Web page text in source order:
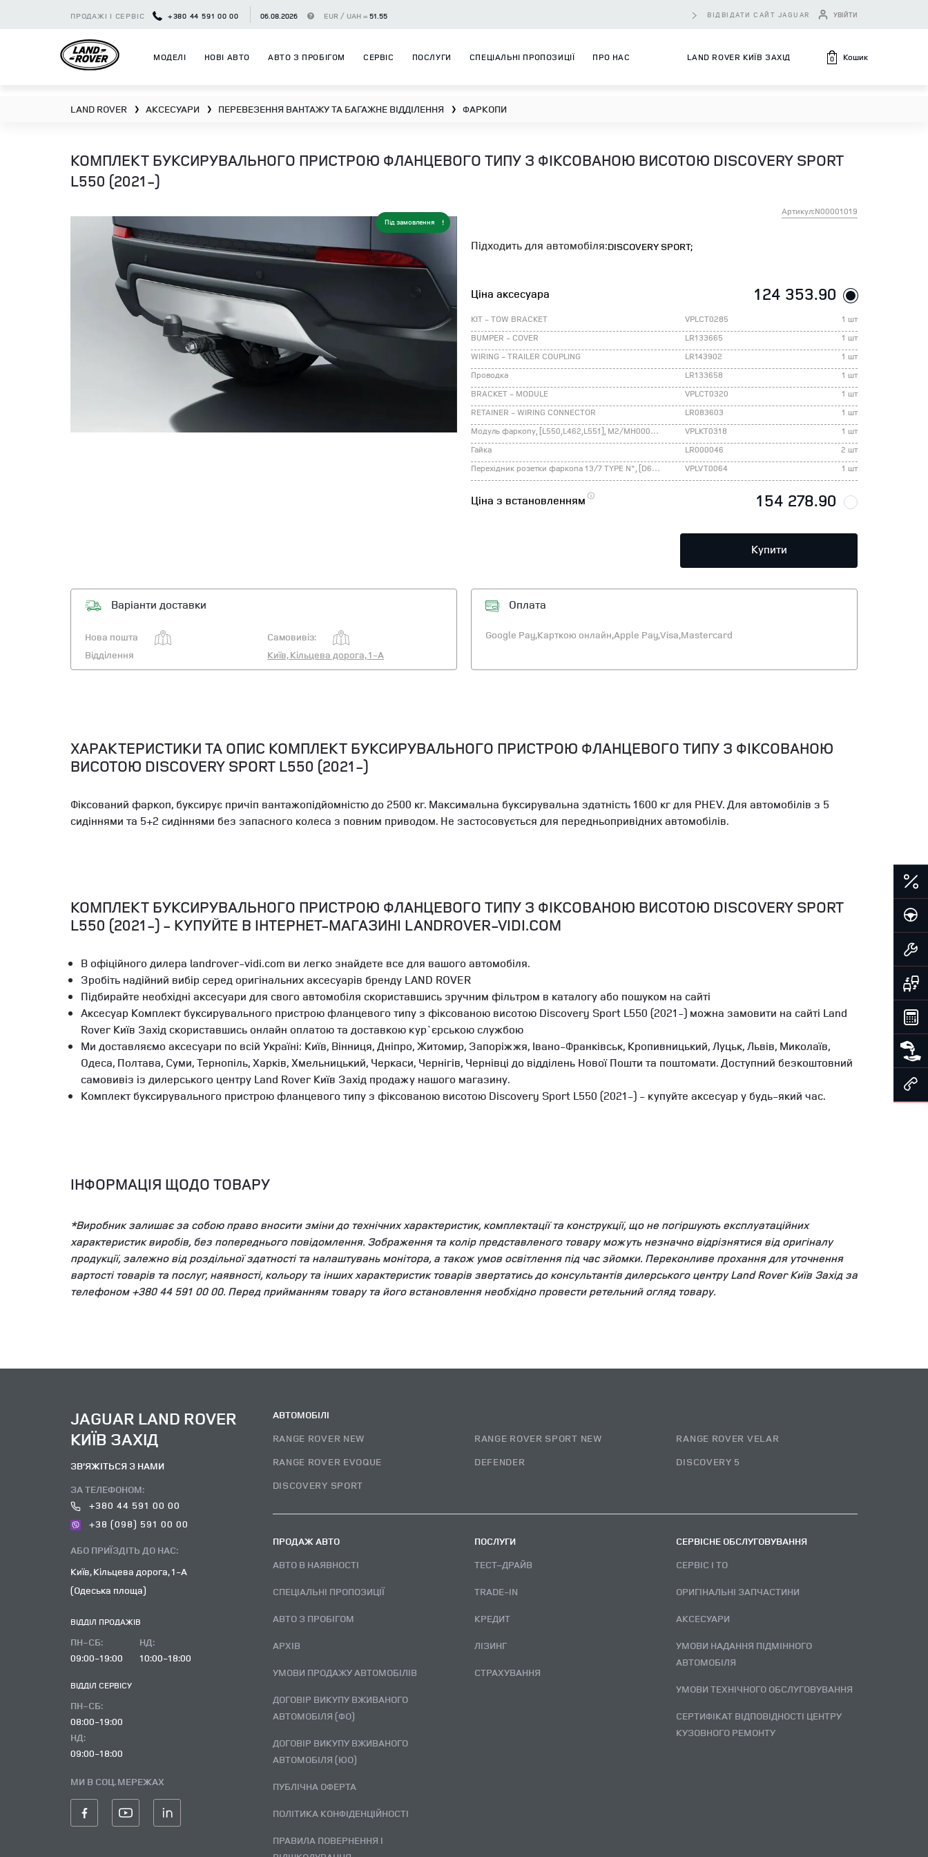
ПРОДАЖІ І СЕРВІС +380 44 591 00 00 06.08.2026 EUR / UAH = 51.55 ВІДВІДАТИ САЙТ JAGUAR УВІЙТИ
МОДЕЛІ НОВІ АВТО АВТО З ПРОБІГОМ СЕРВІС ПОСЛУГИ СПЕЦІАЛЬНІ ПРОПОЗИЦІЇ ПРО НАС LAND ROVER КИЇВ ЗАХІД 0 Кошик
LAND ROVER ❯ АКСЕСУАРИ ❯ ПЕРЕВЕЗЕННЯ ВАНТАЖУ ТА БАГАЖНЕ ВІДДІЛЕННЯ ❯ ФАРКОПИ
КОМПЛЕКТ БУКСИРУВАЛЬНОГО ПРИСТРОЮ ФЛАНЦЕВОГО ТИПУ З ФІКСОВАНОЮ ВИСОТОЮ DISCOVERY SPORT
L550 (2021-)
Під замовлення
Артикул:N00001019
Підходить для автомобіля:DISCOVERY SPORT;
Ціна аксесуара 124 353.90
KIT - TOW BRACKET VPLCT0285
1 шт
BUMPER - COVER
LR133665
1 шт
WIRING - TRAILER COUPLING
LR143902
1 шт
Проводка
LR133658
1 шт
BRACKET - MODULE
VPLCT0320
1 шт
RETAINER - WIRING CONNECTOR
LR083603
1 шт
Модуль фаркопу, [L550,L462,L551], M2/MH000002
VPLKT0318
1 шт
Гайка
LR000046
2 шт
Перехідник розетки фаркопа 13/7 TYPE N", [D6,E3,F1]"
VPLVT0064 1 шт
Ціна з встановленням 154 278.90
Купити
Варіанти доставки
Нова пошта
Самовивіз:
Відділення
Київ, Кільцева дорога, 1-А
Оплата
Google Pay,Карткою онлайн,Apple Pay,Visa,Mastercard
ХАРАКТЕРИСТИКИ ТА ОПИС КОМПЛЕКТ БУКСИРУВАЛЬНОГО ПРИСТРОЮ ФЛАНЦЕВОГО ТИПУ З ФІКСОВАНОЮ
ВИСОТОЮ DISCOVERY SPORT L550 (2021-)
Фіксований фаркоп, буксирує причіп вантажопідйомністю до 2500 кг. Максимальна буксирувальна здатність 1600 кг для PHEV. Для автомобілів з 5
сидіннями та 5+2 сидіннями без запасного колеса з повним приводом. Не застосовується для передньопривідних автомобілів.
КОМПЛЕКТ БУКСИРУВАЛЬНОГО ПРИСТРОЮ ФЛАНЦЕВОГО ТИПУ З ФІКСОВАНОЮ ВИСОТОЮ DISCOVERY SPORT
L550 (2021-) - КУПУЙТЕ В ІНТЕРНЕТ-МАГАЗИНІ LANDROVER-VIDI.COM
В офіційного дилера landrover-vidi.com ви легко знайдете все для вашого автомобіля.
Зробіть надійний вибір серед оригінальних аксесуарів бренду LAND ROVER
Підбирайте необхідні аксесуари для свого автомобіля скориставшись зручним фільтром в каталогу або пошуком на сайті
Аксесуар Комплект буксирувального пристрою фланцевого типу з фіксованою висотою Discovery Sport L550 (2021-) можна замовити на сайті Land
Rover Київ Захід скориставшись онлайн оплатою та доставкою кур`єрською службою
Ми доставляємо аксесуари по всій Україні: Київ, Вінниця, Дніпро, Житомир, Запоріжжя, Івано-Франківськ, Кропивницький, Луцьк, Львів, Миколаїв,
Одеса, Полтава, Суми, Тернопіль, Харків, Хмельницький, Черкаси, Чернігів, Чернівці до відділень Нової Пошти та поштомати. Доступний безкоштовний
самовивіз із дилерського центру Land Rover Київ Захід продажу нашого магазину.
Комплект буксирувального пристрою фланцевого типу з фіксованою висотою Discovery Sport L550 (2021-) - купуйте аксесуар у будь-який час.
ІНФОРМАЦІЯ ЩОДО ТОВАРУ
*Виробник залишає за собою право вносити зміни до технічних характеристик, комплектації та конструкції, що не погіршують експлуатаційних
характеристик виробів, без попереднього повідомлення. Зображення та колір представленого товару можуть незначно відрізнятися від оригіналу
продукції, залежно від роздільної здатності та налаштувань монітора, а також умов освітлення під час зйомки. Переконливе прохання для уточнення
вартості товарів та послуг, наявності, кольору та інших характеристик товарів звертатись до консультантів дилерського центру Land Rover Київ Захід за
телефоном +380 44 591 00 00. Перед прийманням товару та його встановлення необхідно провести ретельний огляд товару.
JAGUAR LAND ROVER
КИЇВ ЗАХІД
ЗВ’ЯЖІТЬСЯ З НАМИ
ЗА ТЕЛЕФОНОМ:
+380 44 591 00 00
+38 (098) 591 00 00
АБО ПРИЇЗДІТЬ ДО НАС:
Київ, Кільцева дорога, 1-А
(Одеська площа)
ВІДДІЛ ПРОДАЖІВ
ПН-СБ:
09:00-19:00
НД:
10:00-18:00
ВІДДІЛ CЕРВІСУ
ПН-СБ:
08:00-19:00
НД:
09:00-18:00
МИ В СОЦ. МЕРЕЖАХ
АВТОМОБІЛІ
RANGE ROVER NEW
RANGE ROVER SPORT NEW
RANGE ROVER VELAR
RANGE ROVER EVOQUE
DEFENDER
DISCOVERY 5
DISCOVERY SPORT
ПРОДАЖ АВТО
АВТО В НАЯВНОСТІ
СПЕЦІАЛЬНІ ПРОПОЗИЦІЇ
АВТО З ПРОБІГОМ
АРХІВ
УМОВИ ПРОДАЖУ АВТОМОБІЛІВ
ДОГОВІР ВИКУПУ ВЖИВАНОГО
АВТОМОБІЛЯ (ФО)
ДОГОВІР ВИКУПУ ВЖИВАНОГО
АВТОМОБІЛЯ (ЮО)
ПУБЛІЧНА ОФЕРТА
ПОЛІТИКА КОНФІДЕНЦІЙНОСТІ
ПРАВИЛА ПОВЕРНЕННЯ І
ПОСЛУГИ
ТЕСТ–ДРАЙВ
TRADE-IN
КРЕДИТ
ЛІЗИНГ
СТРАХУВАННЯ
СЕРВІСНЕ ОБСЛУГОВУВАННЯ
СЕРВІС І ТО
ОРИГІНАЛЬНІ ЗАПЧАСТИНИ
АКСЕСУАРИ
УМОВИ НАДАННЯ ПІДМІННОГО
АВТОМОБІЛЯ
УМОВИ ТЕХНІЧНОГО ОБСЛУГОВУВАННЯ
СЕРТИФІКАТ ВІДПОВІДНОСТІ ЦЕНТРУ
КУЗОВНОГО РЕМОНТУ